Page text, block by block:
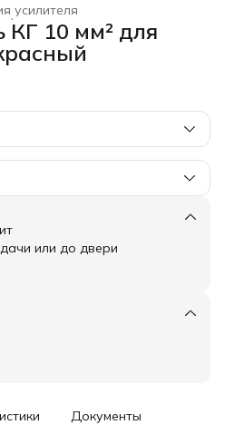
усилителя
для автозвука из меди
КГ 10 мм² для
или до двери
Документы